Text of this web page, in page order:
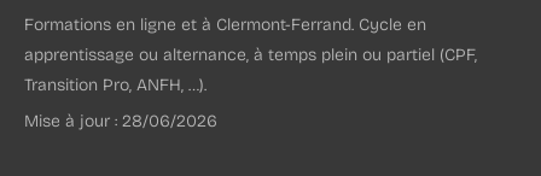
Formations en ligne et à Clermont-Ferrand. Cycle en
apprentissage ou alternance, à temps plein ou partiel (CPF,
Transition Pro, ANFH, …).
Mise à jour : 28/06/2026